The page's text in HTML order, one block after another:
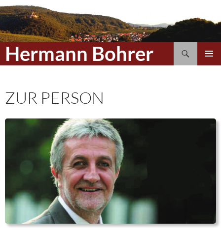
Hermann Bohrer
Suchen
ZUM
ZUR PERSON